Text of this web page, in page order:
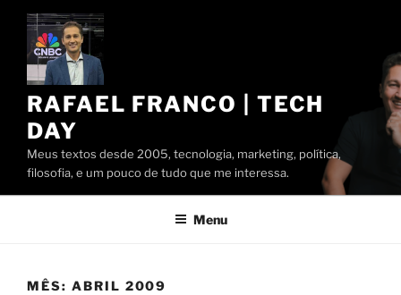
Pular
conteúdo
RAFAEL FRANCO | TECH
DAY
Meus textos desde 2005, tecnologia, marketing, política,
filosofia, e um pouco de tudo que me interessa.
Menu
MÊS: ABRIL 2009